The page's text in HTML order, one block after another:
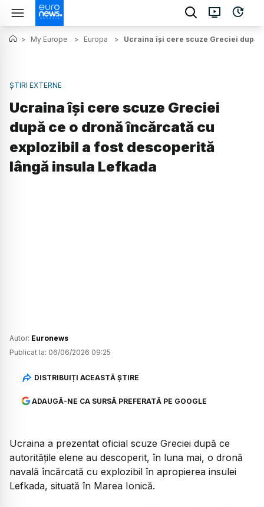
> My Europe > Europa > Ucraina își cere scuze Greciei după
ȘTIRI EXTERNE
Ucraina își cere scuze Greciei
după ce o dronă încărcată cu
explozibil a fost descoperită
lângă insula Lefkada
Autor: Euronews
Publicat la: 06/06/2026 09:25
DISTRIBUIȚI ACEASTĂ ȘTIRE
ADAUGĂ-NE CA SURSĂ PREFERATĂ PE GOOGLE
Ucraina a prezentat oficial scuze Greciei după ce
autoritățile elene au descoperit, în luna mai, o dronă
navală încărcată cu explozibil în apropierea insulei
Lefkada, situată în Marea Ionică.